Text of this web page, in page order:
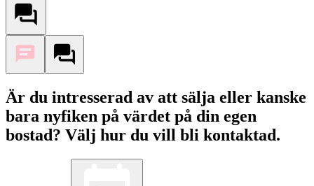
Är du intresserad av att sälja eller kanske
bara nyfiken på värdet på din egen
bostad? Välj hur du vill bli kontaktad.